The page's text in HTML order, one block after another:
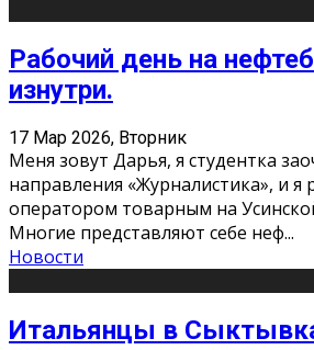
Рабочий день на
изнутри.
17 Мар 2026, Вторник
Меня зовут Дарья, я студентка
направления «Журналистика», и я
оператором товарным на
Многие представляют себе неф...
Новости
Итальянцы в